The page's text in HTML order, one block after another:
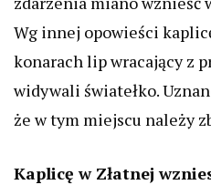
Wg innej opowieści
konarach lip wracający z
widywali światełko.
że w tym miejscu należy
Kaplicę w Złatnej